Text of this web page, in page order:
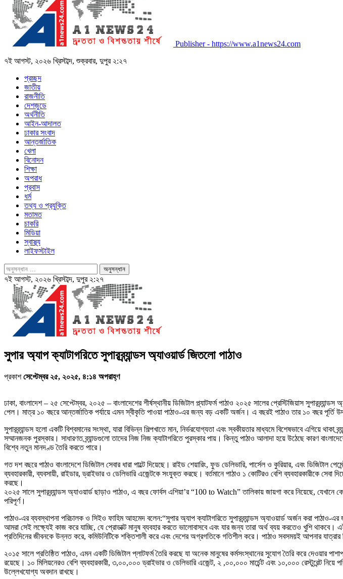
Publisher - https://www.a1news24.com
৭ই আগস্ট, ২০২৬ খ্রিস্টাব্দ, শুক্রবার, দুপুর ২:২৭
প্রচ্ছদ
জাতীয়
রাজনীতি
দেশজুডে
অর্থনীতি
আইন-আদালত
ঢাকার সংবাদ
আন্তর্জাতিক
খেলা
বিনোদন
শিক্ষা
অপরাধ
প্রবাস
ধর্ম
তথ্য ও প্রযুক্তি
মতামত
চাকরি
মিডিয়া
স্বাস্থ্য
লাইফস্টাইল
৭ই আগস্ট, ২০২৬ খ্রিস্টাব্দ, দুপুর ২:২৭
সুপার অ্যাপ ক্যাটাগরিতে সুপারব্র্যান্ডস অ্যাওয়ার্ড জিতলো পাঠাও
প্রকাশসেপ্টেম্বর ২৫, ২০২৫, ৪:১৪ অপরাহ্ণ
ঢাকা, বাংলাদেশ – ২৫ সেপ্টেম্বর, ২০২৫ – বাংলাদেশের শীর্ষস্থানীয় ডিজিটাল প্ল্যাটফর্ম পাঠাও ২০২৫ সালের প্রেস্টিজিয়াস
পেল। মাত্র ১০ বছরে আন্তর্জাতিক পর্যায়ে এমন স্বীকৃতি পাওয়া পাঠাও-এর জন্য বড় একটি অর্জন। এ বছরই পাঠাও তার ১০ বছর
সুপারব্র্যান্ডস হলো একটি বিশ্বমানের সংস্থা, যারা বিভিন্ন শিল্পখাতে মান, নির্ভরযোগ্যতা এবং স্বকীয়তার মাধ্যমে বিশেষভাবে এগিয়ে
সম্মানজনক পুরস্কার। সাধারণত ব্র্যান্ডগুলো তাদের নিজ নিজ ক্যাটাগরিতে পুরস্কার পায়। কিন্তু পাঠাও আলাদা হয়ে উঠেছে কারণ
বিশ্বে নতুন মানদণ্ড তৈরি করতে পারে।
গত দশ বছরে পাঠাও বাংলাদেশে ডিজিটাল সেবার ধারা পাল্টে দিয়েছে। রাইড শেয়ারিং, ফুড ডেলিভারি, পার্সেল ও কুরিয়ার, এবং ডিজিটাল
ব্যবহারকারী, ব্যবসায়ী, রাইডার, ড্রাইভার ও ডেলিভারি এজেন্টকে সংযুক্ত করছে। বর্তমানে পাঠাও ১ কোটিরও বেশি ব্যবহারকারীকে
করছে।
২০২৫ সালে সুপারব্র্যান্ডস অ্যাওয়ার্ড ছাড়াও পাঠাও, এ বছর ফোর্বস এশিয়া’র “100 to Watch” তালিকায় জায়গা করে নিয়েছে,
পরিপূর্ণ।
পাঠাও-এর ব্যবস্থাপনা পরিচালক ও সিইও ফাহিম আহমেদ বলেন:“সুপার অ্যাপ ক্যাটাগরিতে সুপারব্র্যান্ডস অ্যাওয়ার্ড অর্জন করা
আমরা সেই লক্ষ্যেই কাজ করে যাচ্ছি, যে প্রোডাক্ট মানুষ ব্যবহার করতে ভালোবাসবে এবং যার জন্য তারা অর্থ ব্যয় করতেও খুশি
প্রতিদিনের জীবনকে উন্নত করে, কমিউনিটিকে শক্তিশালী করে এবং দেশের অগ্রগতিকে গতিশীল করে। পাঠাও সবসময়ই আপনার যাত্রার
২০১৫ সালে প্রতিষ্ঠিত পাঠাও, এমন একটি ডিজিটাল প্লাটফর্ম তৈরি করছে যা অনেক মানুষের কর্মসংস্থানের সুযোগ তৈরি করে দেওয়ার
রয়েছে। ১০ মিলিয়নেরও বেশি ব্যবহারকারী, ৩,০০,০০০ ড্রাইভার ও ডেলিভারি এজেন্ট, ২ ,০০,০০০ মার্চেন্ট এবং ১০,০০০ রেস্টুরেন্ট
উল্লেখযোগ্য অবদান রাখছে।